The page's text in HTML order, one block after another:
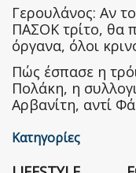
Γερουλάνος: Αν
ΠΑΣΟΚ τρίτο, θα
όργανα, όλοι
Πώς έσπασε η
Πολάκη, η
Αρβανίτη, αντί
Κατηγορίες